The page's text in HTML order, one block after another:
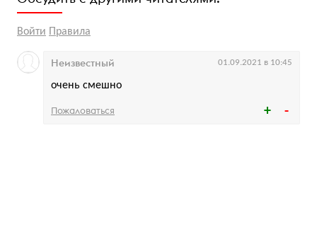
Войти Правила
очень смешно
Неизвестный 01.09.2021 в 10:45
Пожаловаться